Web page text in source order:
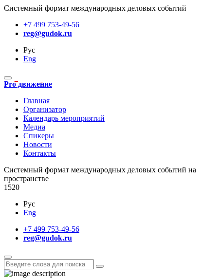
Системный формат международных деловых событий
+7 499 753-49-56
reg@gudok.ru
Рус
Eng
Pro движение
Главная
Организатор
Календарь мероприятий
Медиа
Спикеры
Новости
Контакты
Cистемный формат международных деловых событий на
пространстве
1520
Рус
Eng
+7 499 753-49-56
reg@gudok.ru